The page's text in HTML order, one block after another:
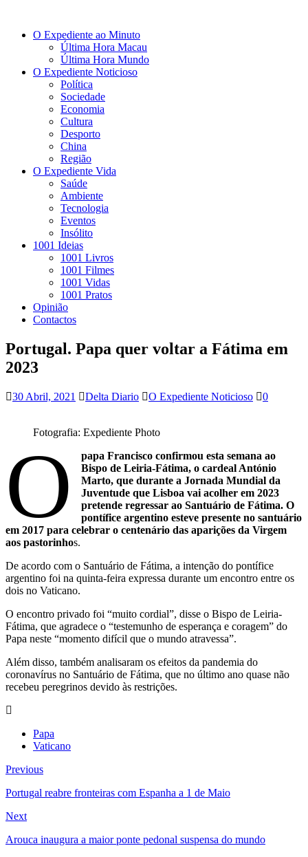
O Expediente ao Minuto
Última Hora Macau
Última Hora Mundo
O Expediente Noticioso
Política
Sociedade
Economia
Cultura
Desporto
China
Região
O Expediente Vida
Saúde
Ambiente
Tecnologia
Eventos
Insólito
1001 Ideias
1001 Livros
1001 Filmes
1001 Vidas
1001 Pratos
Opinião
Contactos
Portugal. Papa quer voltar a Fátima em
2023
30 Abril, 2021 Delta Diario O Expediente Noticioso 0
Fotografia: Expediente Photo
O
papa Francisco confirmou esta semana ao
Bispo de Leiria-Fátima, o cardeal António
Marto, que durante a Jornada Mundial da
Juventude que Lisboa vai acolher em 2023
pretende regressar ao Santuário de Fátima. O
pontífice argentino esteve presente no santuário
em 2017 para celebrar o centenário das aparições da Virgem
aos pastorinhos.
De acordo com o Santuário de Fátima, a intenção do pontífice
argentino foi na quinta-feira expressa durante um encontro entre os
dois no Vaticano.
O encontro privado foi “muito cordial”, disse o Bispo de Leiria-
Fátima, que agradece o “testemunho de esperança e coragem” do
Papa neste “momento difícil que o mundo atravessa”.
Além disso, também analisaram os efeitos da pandemia do
coronavírus no Santuário de Fátima, que no último ano quase não
recebeu peregrinos devido às restrições.
Papa
Vaticano
Previous
Portugal reabre fronteiras com Espanha a 1 de Maio
Next
Arouca inaugura a maior ponte pedonal suspensa do mundo